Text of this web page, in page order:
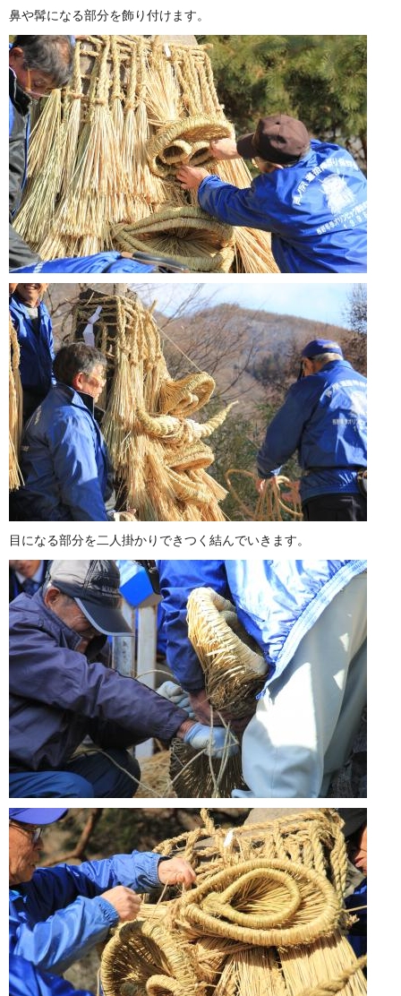
鼻や髯になる部分を飾り付けます。
目になる部分を二人掛かりできつく結んでいきます。